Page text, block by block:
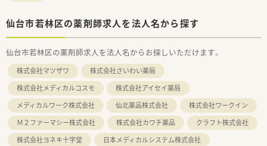
仙台市若林区の薬剤師求人を法人名から探す
仙台市若林区の薬剤師求人を法人名からお探しいただけます。
株式会社マツザワ
株式会社さいわい薬局
株式会社メディカルコスモ
株式会社アイセイ薬局
メディカルワーク株式会社
仙北薬品株式会社
株式会社ワークイン
Ｍ２ファーマシー株式会社
株式会社カワチ薬品
クラフト株式会社
株式会社ヨネキ十字堂
日本メディカルシステム株式会社